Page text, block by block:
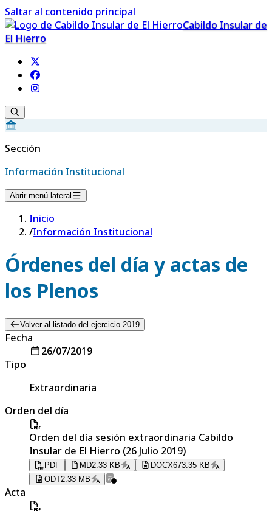
Saltar al contenido principal
Cabildo Insular de
El Hierro
Sección
Información Institucional
Abrir menú lateral
Inicio
/Información Institucional
Órdenes del día y actas de
los Plenos
Volver al listado del ejercicio 2019
Fecha
26/07/2019
Tipo
Extraordinaria
Orden del día
Orden del día sesión extraordinaria Cabildo
Insular de El Hierro (26 Julio 2019)
PDF MD2.33 KB DOCX673.35 KB
ODT2.33 MB
Acta